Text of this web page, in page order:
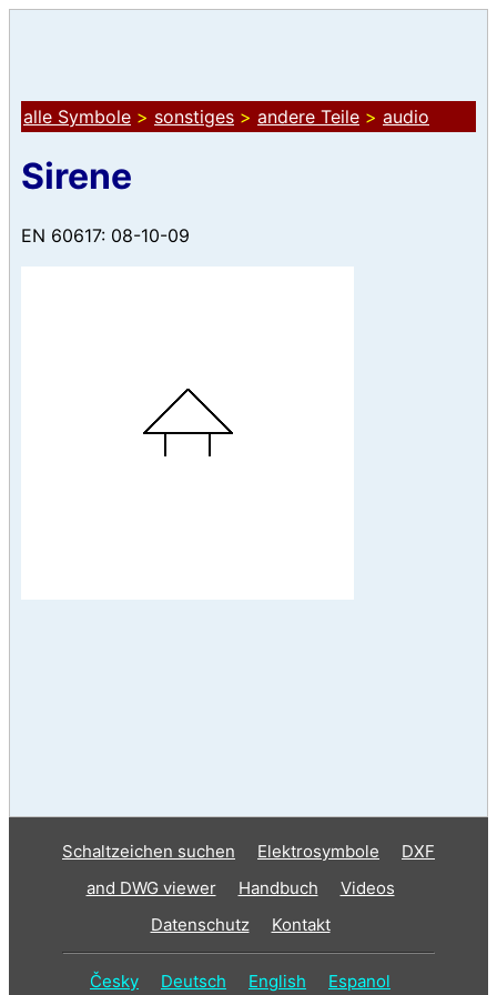
alle Symbole > sonstiges > andere Teile > audio
Sirene
EN 60617: 08-10-09
Schaltzeichen suchen Elektrosymbole
DXF
and DWG viewer
Handbuch
Videos
Datenschutz
Kontakt
Česky Deutsch English Espanol